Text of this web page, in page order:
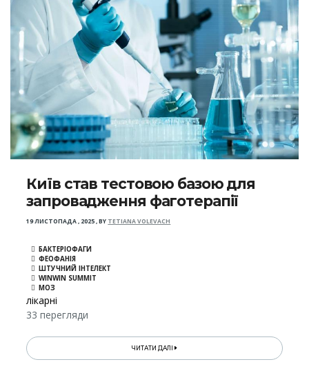
Київ став тестовою базою для
запровадження фаготерапії
19 ЛИСТОПАДА , 2025,BY TETIANA VOLEVACH
БАКТЕРІОФАГИ
ФЕОФАНІЯ
ШТУЧНИЙ ІНТЕЛЕКТ
WINWIN SUMMIT
МОЗ
лікарні
33 перегляди
ЧИТАТИ ДАЛІ